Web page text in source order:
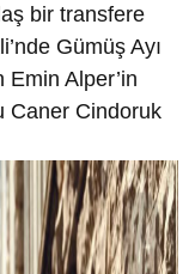
bir transfere
Gümüş Ayı
Alper’in
Caner Cindoruk